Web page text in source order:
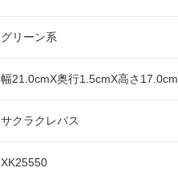
グリーン系
幅21.0cmX奥行1.5cmX高さ17.0cm
サクラクレパス
XK25550